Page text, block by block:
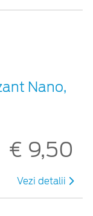
Nano,
€ 9,50
Vezi detalii